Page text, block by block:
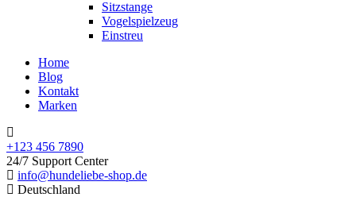
Sitzstange
Vogelspielzeug
Einstreu
Home
Blog
Kontakt
Marken
+123 456 7890
24/7 Support Center
info@hundeliebe-shop.de
Deutschland